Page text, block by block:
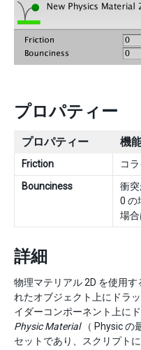
プロパティー
プロパティー 機
Friction
コ
Bounciness
衝
0 の
場合
詳細
物理マテリアル 2D を使用
れたオブジェクト上にドラ
イダーコンポーネント上に
Physic Material（ Physic の
セットであり、スクリプト